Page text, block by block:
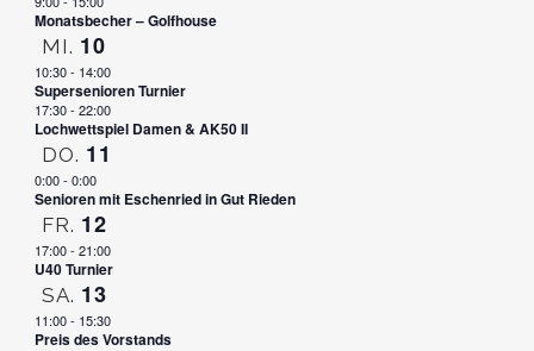
Monatsbecher – Golfhouse
MI. 10
10:30- 14:00
Supersenioren Turnier
17:30- 22:00
Lochwettspiel Damen & AK50 II
DO. 11
0:00- 0:00
Senioren mit Eschenried in Gut Rieden
FR. 12
17:00- 21:00
U40 Turnier
SA. 13
11:00- 15:30
Preis des Vorstands